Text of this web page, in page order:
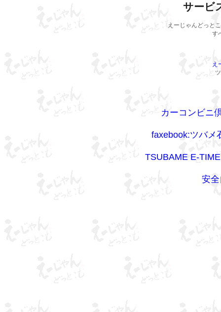
サービ
えーじゃんどっと
す
え
カーコンビニ
faxebook:ツバメ
TSUBAME E-
安